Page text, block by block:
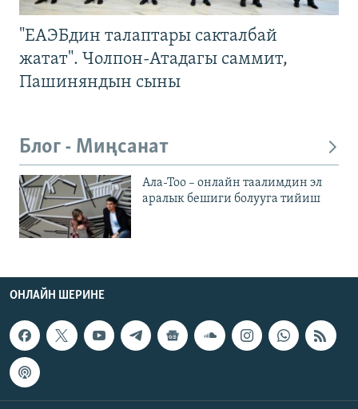
"ЕАЭБдин талаптары сакталбай
жатат". Чолпон-Атадагы саммит,
Пашиняндын сыны
Блог - Миңсанат
Ала-Тоо – онлайн таалимдин эл
аралык бешиги болууга тийиш
ОНЛАЙН ШЕРИНЕ